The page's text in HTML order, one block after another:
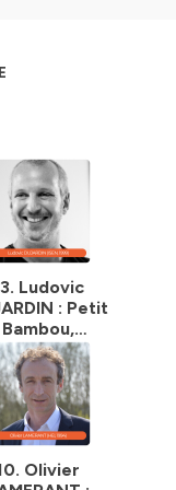
Ludovic
: Petit
Bambou,
de
à avoir
téléphone ?
Olivier